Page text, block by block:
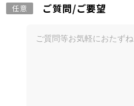
任意 ご質問/ご要望